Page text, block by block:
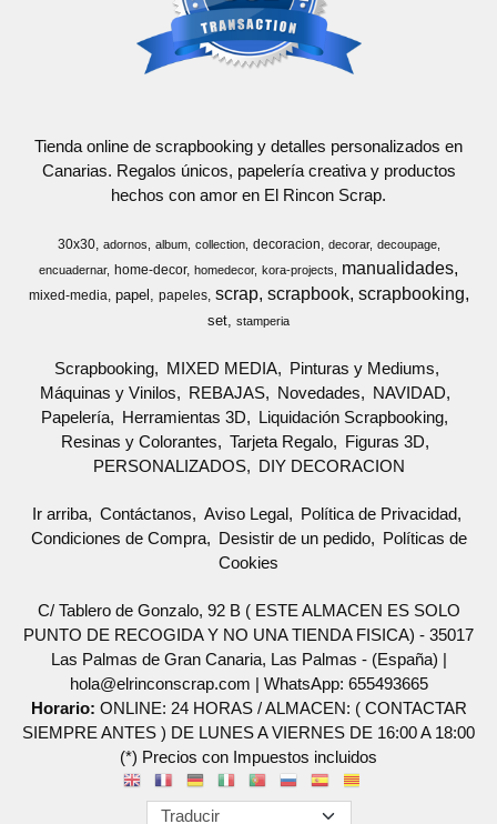
Tienda online de scrapbooking y detalles personalizados en
Canarias. Regalos únicos, papelería creativa y productos
hechos con amor en El Rincon Scrap.
30x30 adornos album collection decoracion decorar
decoupage
encuadernar
home-decor homedecor kora-projects manualidades
mixed-media papel papeles scrap scrapbook scrapbooking
set stamperia
Scrapbooking MIXED MEDIA
Pinturas y Mediums
Máquinas y Vinilos
REBAJAS Novedades
NAVIDAD
Papelería
Herramientas 3D
Liquidación Scrapbooking
Resinas y Colorantes
Tarjeta Regalo
Figuras 3D
PERSONALIZADOS
DIY DECORACION
Ir arriba Contáctanos Aviso Legal
Política de Privacidad
Condiciones de Compra
Desistir de un pedido
Políticas de
Cookies
C/ Tablero de Gonzalo, 92 B ( ESTE ALMACEN ES SOLO
PUNTO DE RECOGIDA Y NO UNA TIENDA FISICA) - 35017
Las Palmas de Gran Canaria, Las Palmas - (España) |
hola@elrinconscrap.com | WhatsApp: 655493665
Horario: ONLINE: 24 HORAS / ALMACEN: ( CONTACTAR
SIEMPRE ANTES ) DE LUNES A VIERNES DE 16:00 A 18:00
(*) Precios con Impuestos incluidos